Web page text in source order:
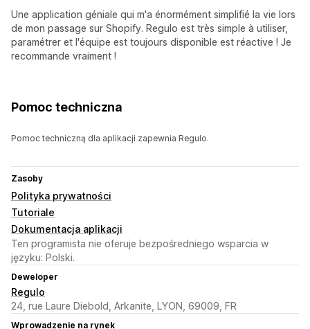
Une application géniale qui m'a énormément simplifié la vie lors
de mon passage sur Shopify. Regulo est très simple à utiliser,
paramétrer et l'équipe est toujours disponible est réactive ! Je
recommande vraiment !
Pomoc techniczna
Pomoc techniczną dla aplikacji zapewnia Regulo.
Zasoby
Polityka prywatności
Tutoriale
Dokumentacja aplikacji
Ten programista nie oferuje bezpośredniego wsparcia w
języku: Polski.
Deweloper
Regulo
24, rue Laure Diebold, Arkanite, LYON, 69009, FR
Wprowadzenie na rynek